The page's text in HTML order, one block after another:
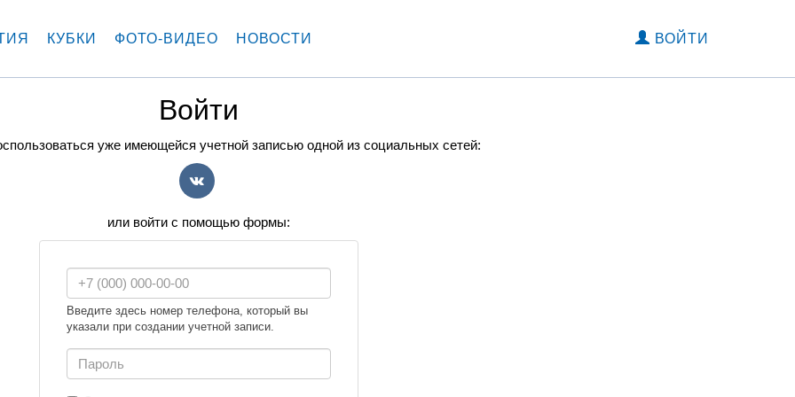
КУБКИ ФОТО-ВИДЕО НОВОСТИ ВОЙТИ
Войти
уже имеющейся учетной записью одной из социальных сетей:
или войти с помощью формы:
Введите здесь номер телефона, который вы
указали при создании учетной записи.